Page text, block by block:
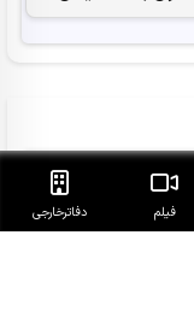
نیروهای مسلح
فیلم دفاتر‌خارجی